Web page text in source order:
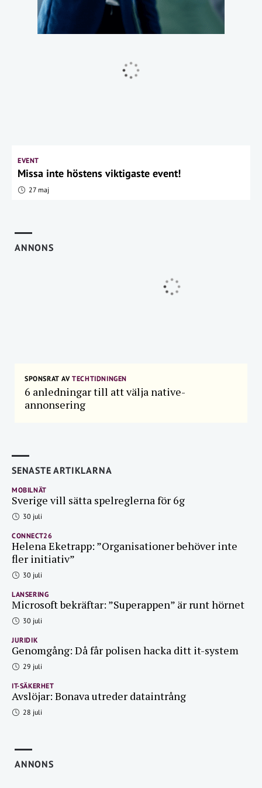
EVENT
Missa inte höstens viktigaste event!
27 maj
ANNONS
SPONSRAT AVTECHTIDNINGEN
6 anledningar till att välja native-
annonsering
SENASTE ARTIKLARNA
MOBILNÄT
Sverige vill sätta spelreglerna för 6g
30 juli
CONNECT26
Helena Eketrapp: ”Organisationer behöver inte
fler initiativ”
30 juli
LANSERING
Microsoft bekräftar: ”Superappen” är runt hörnet
30 juli
JURIDIK
Genomgång: Då får polisen hacka ditt it-system
29 juli
IT-SÄKERHET
Avslöjar: Bonava utreder dataintrång
28 juli
ANNONS